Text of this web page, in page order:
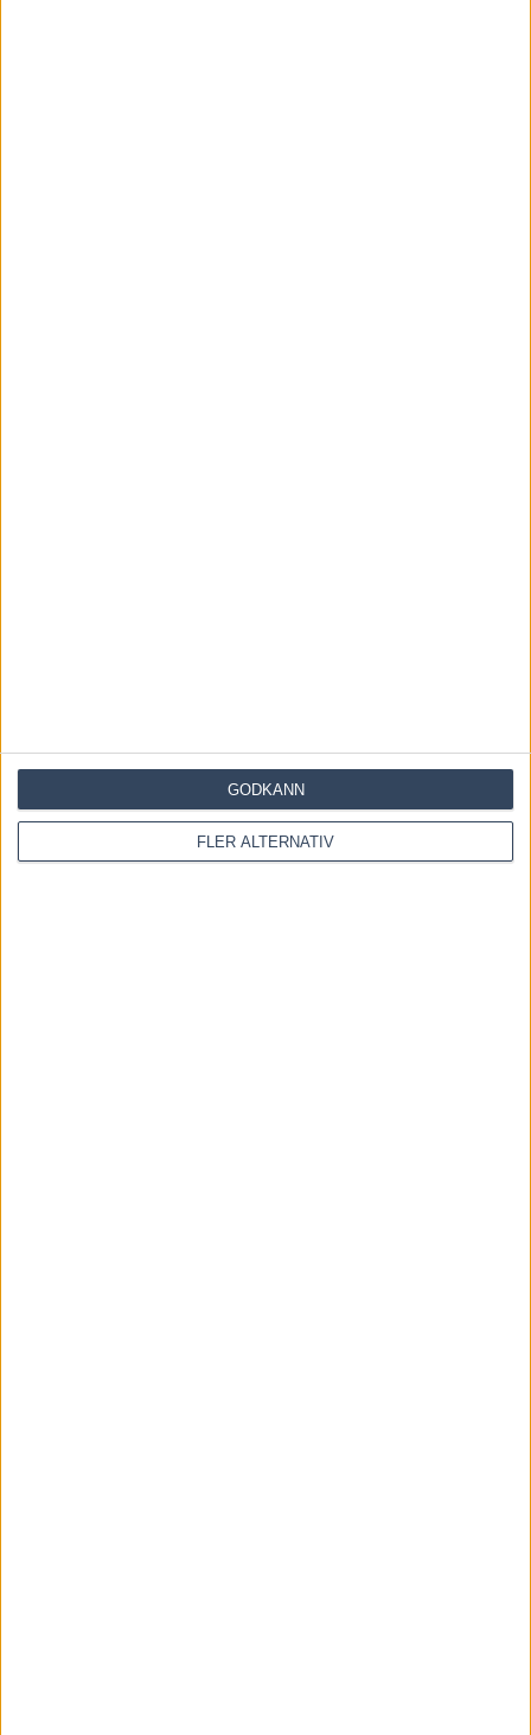
FLER ALTERNATIV
GODKÄNN
Save my name, email, and website in this browser for the